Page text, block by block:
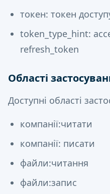
токен: токен
token_type_hint:
refresh_token
Області
Доступні області
компанії:читати
компанії: писати
файли:читання
файли:запис